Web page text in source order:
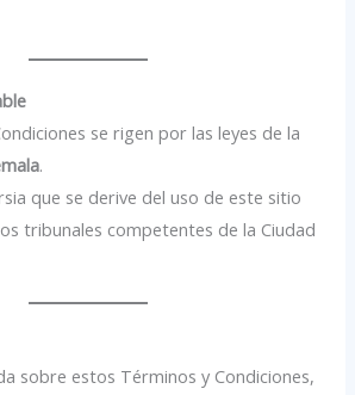
se rigen por las leyes de la
.
que se derive del uso de este sitio
tribunales competentes de la Ciudad
sobre estos Términos y Condiciones,